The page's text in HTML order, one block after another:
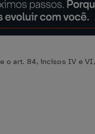
o art. 84, incisos IV e